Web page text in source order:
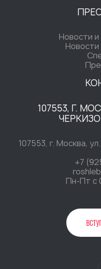
Новости
Новости
107553, Г.
107553, г. Москва,
+7
Пн-Пт c